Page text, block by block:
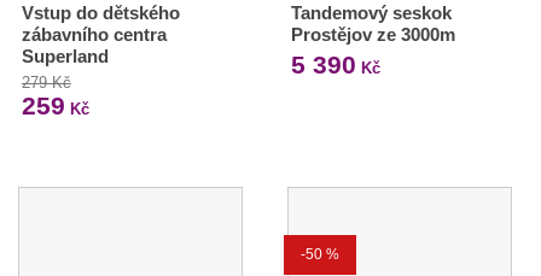
Vstup do dětského
zábavního centra
Superland
279 Kč
259 Kč
Tandemový seskok
Prostějov ze 3000m
5 390 Kč
-50 %